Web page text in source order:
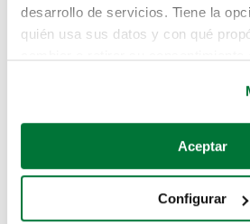
desarrollo de servicios. Tiene la
quién usa sus datos y con qué
Si lo permite, también quisiéramos:
Recopilar información sobre su
Identificar su dispositivo
Aceptar
Configurar
Pero puedes encontrar el coche
buscando en alguno de estos
Coches de segunda mano
Coches de km0